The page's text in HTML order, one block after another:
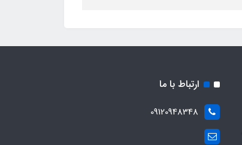
ارتباط با ما
09120948348